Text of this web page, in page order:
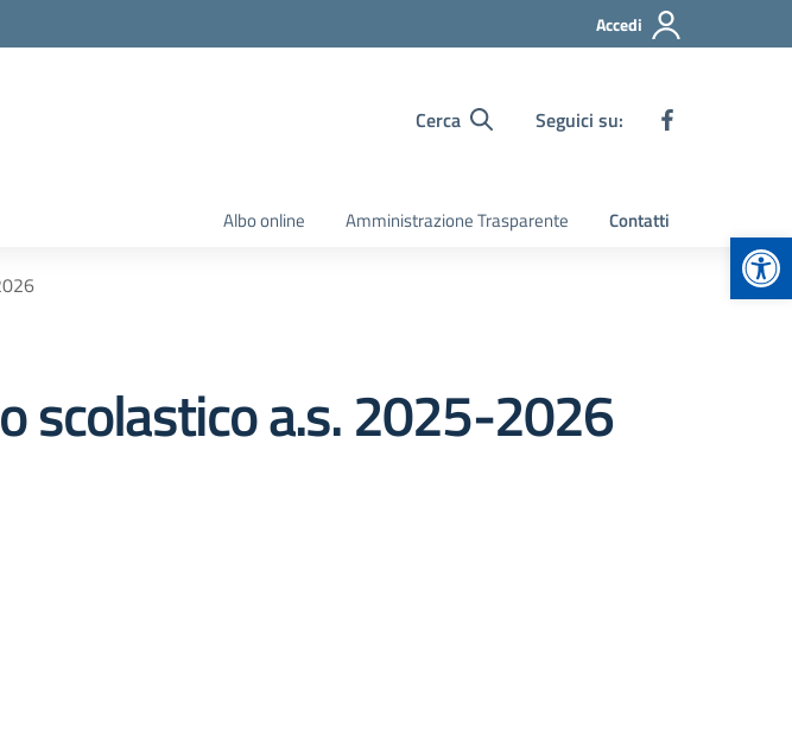
Accedi
Cerca Seguici su:
Albo online Amministrazione Trasparente Contatti
scolastico a.s. 2025-2026